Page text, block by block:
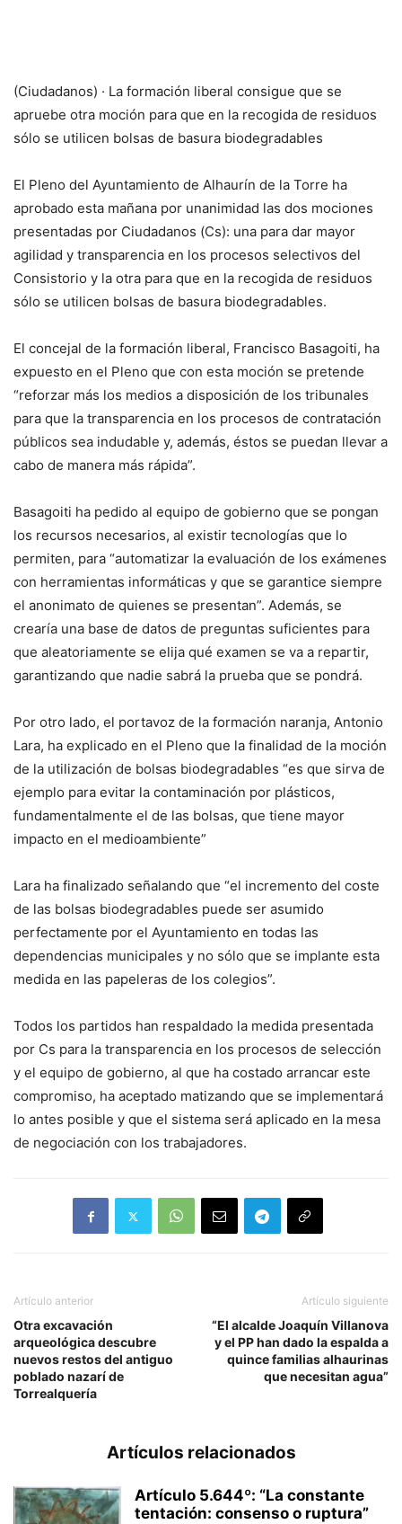
(Ciudadanos) · La formación liberal consigue que se
apruebe otra moción para que en la recogida de residuos
sólo se utilicen bolsas de basura biodegradables
El Pleno del Ayuntamiento de Alhaurín de la Torre ha
aprobado esta mañana por unanimidad las dos mociones
presentadas por Ciudadanos (Cs): una para dar mayor
agilidad y transparencia en los procesos selectivos del
Consistorio y la otra para que en la recogida de residuos
sólo se utilicen bolsas de basura biodegradables.
El concejal de la formación liberal, Francisco Basagoiti, ha
expuesto en el Pleno que con esta moción se pretende
“reforzar más los medios a disposición de los tribunales
para que la transparencia en los procesos de contratación
públicos sea indudable y, además, éstos se puedan llevar a
cabo de manera más rápida”.
Basagoiti ha pedido al equipo de gobierno que se pongan
los recursos necesarios, al existir tecnologías que lo
permiten, para “automatizar la evaluación de los exámenes
con herramientas informáticas y que se garantice siempre
el anonimato de quienes se presentan”. Además, se
crearía una base de datos de preguntas suficientes para
que aleatoriamente se elija qué examen se va a repartir,
garantizando que nadie sabrá la prueba que se pondrá.
Por otro lado, el portavoz de la formación naranja, Antonio
Lara, ha explicado en el Pleno que la finalidad de la moción
de la utilización de bolsas biodegradables “es que sirva de
ejemplo para evitar la contaminación por plásticos,
fundamentalmente el de las bolsas, que tiene mayor
impacto en el medioambiente”
Lara ha finalizado señalando que “el incremento del coste
de las bolsas biodegradables puede ser asumido
perfectamente por el Ayuntamiento en todas las
dependencias municipales y no sólo que se implante esta
medida en las papeleras de los colegios”.
Todos los partidos han respaldado la medida presentada
por Cs para la transparencia en los procesos de selección
y el equipo de gobierno, al que ha costado arrancar este
compromiso, ha aceptado matizando que se implementará
lo antes posible y que el sistema será aplicado en la mesa
de negociación con los trabajadores.
Artículo anterior
Otra excavación
arqueológica descubre
nuevos restos del antiguo
poblado nazarí de
Torrealquería
Artículo siguiente
“El alcalde Joaquín Villanova
y el PP han dado la espalda a
quince familias alhaurinas
que necesitan agua”
Artículos relacionados
Artículo 5.644º: “La constante
tentación: consenso o ruptura”